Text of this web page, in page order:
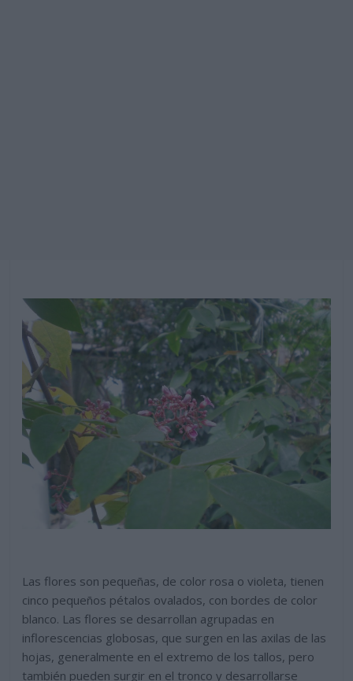
Las flores son pequeñas, de color rosa o violeta, tienen
cinco pequeños pétalos ovalados, con bordes de color
blanco. Las flores se desarrollan agrupadas en
inflorescencias globosas, que surgen en las axilas de las
hojas, generalmente en el extremo de los tallos, pero
también pueden surgir en el tronco y desarrollarse